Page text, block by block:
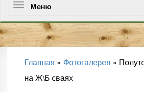
Меню
Главная » Фотогалерея »
на Ж\Б сваях